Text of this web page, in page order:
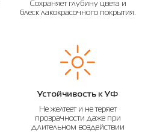
Сохраняет глубину цвета и
блеск лакокрасочного покрытия.
Устойчивость к УФ
Не желтеет и не теряет
прозрачности даже при
длительном воздействии